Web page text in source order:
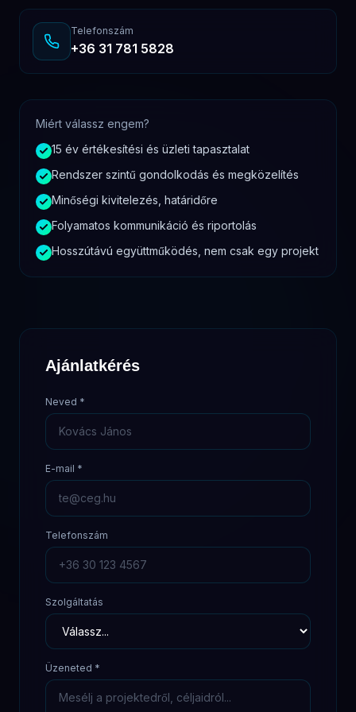
Telefonszám
+36 31 781 5828
Miért válassz engem?
15 év értékesítési és üzleti tapasztalat
Rendszer szintű gondolkodás és megközelítés
Minőségi kivitelezés, határidőre
Folyamatos kommunikáció és riportolás
Hosszútávú együttműködés, nem csak egy projekt
Ajánlatkérés
Neved *
E-mail *
Telefonszám
Szolgáltatás
Üzeneted *